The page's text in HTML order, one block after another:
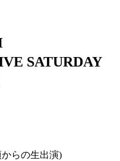
SATURDAY
からの生出演)